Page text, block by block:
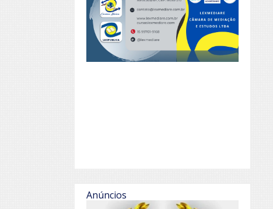
Anúncios